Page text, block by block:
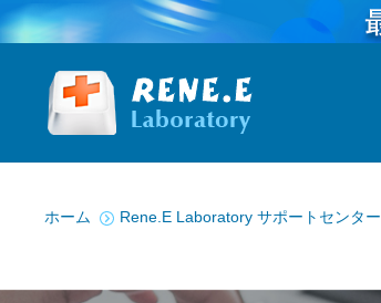
ホーム Rene.E Laboratory サポートセンター